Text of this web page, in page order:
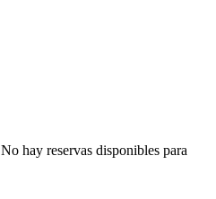
No hay reservas disponibles para